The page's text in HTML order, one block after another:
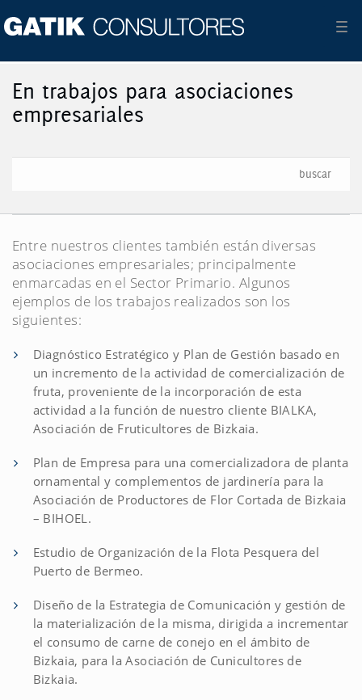
En trabajos para asociaciones
empresariales
Entre nuestros clientes también están diversas
asociaciones empresariales; principalmente
enmarcadas en el Sector Primario. Algunos
ejemplos de los trabajos realizados son los
siguientes:
Diagnóstico Estratégico y Plan de Gestión basado en
un incremento de la actividad de comercialización de
fruta, proveniente de la incorporación de esta
actividad a la función de nuestro cliente BIALKA,
Asociación de Fruticultores de Bizkaia.
Plan de Empresa para una comercializadora de planta
ornamental y complementos de jardinería para la
Asociación de Productores de Flor Cortada de Bizkaia
– BIHOEL.
Estudio de Organización de la Flota Pesquera del
Puerto de Bermeo.
Diseño de la Estrategia de Comunicación y gestión de
la materialización de la misma, dirigida a incrementar
el consumo de carne de conejo en el ámbito de
Bizkaia, para la Asociación de Cunicultores de
Bizkaia.